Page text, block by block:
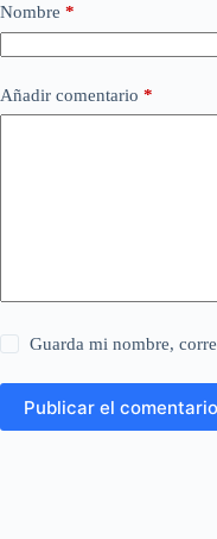
Nombre *
Añadir comentario *
Guarda mi nombre,
Publicar el comentario